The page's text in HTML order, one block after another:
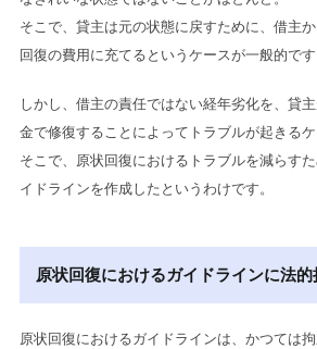
そこで、貸主は元の状態に戻すために、借主
回復の費用に充てるというケースが一般的です
しかし、借主の責任ではない経年劣化を、貸
金で修復することによってトラブルが起きるケ
そこで、原状回復におけるトラブルを減らす
イドラインを作成したというわけです。
原状回復におけるガイドラインに法
原状回復におけるガイドラインは、かつては